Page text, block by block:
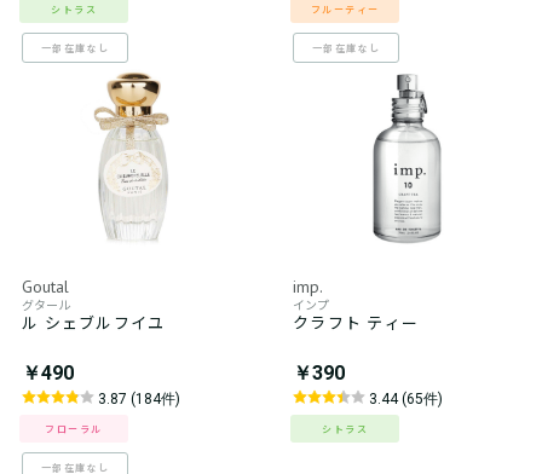
シトラス
一部在庫なし
フルーティー
一部在庫なし
Goutal
グタール
ル シェブルフイユ
￥490
3.87 (184件)
フローラル
一部在庫なし
imp.
インプ
クラフト ティー
￥390
3.44 (65件)
シトラス